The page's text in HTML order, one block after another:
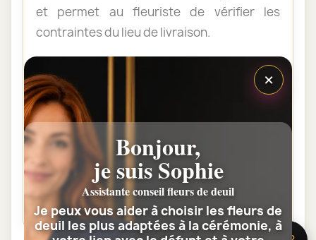
et permet au fleuriste de vérifier les
contraintes du lieu de livraison.
Les fleurs peuvent-elles être livrées
au domicile de la famille ?
Oui. Une composition de condoléances
peut être livrée au domicile avant ou après
la cérémonie. Vérifiez simplement que
quelqu’un pourra réceptionner les fleurs.
×
Bonjour,
je suis Sophie
Assistante conseil fleurs de deuil
Je peux vous aider à choisir les fleurs de
deuil les plus adaptées à la cérémonie, à